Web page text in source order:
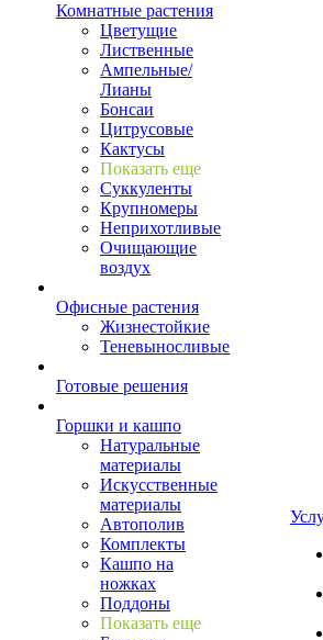
Комнатные растения
Цветущие
Лиственные
Ампельные/
Лианы
Бонсаи
Цитрусовые
Кактусы
Показать еще
Суккуленты
Крупномеры
Неприхотливые
Очищающие
воздух
Офисные растения
Жизнестойкие
Теневыносливые
Готовые решения
Горшки и кашпо
Натуральные
материалы
Искусственные
материалы
Автополив
Комплекты
Кашпо на
ножках
Поддоны
Показать еще